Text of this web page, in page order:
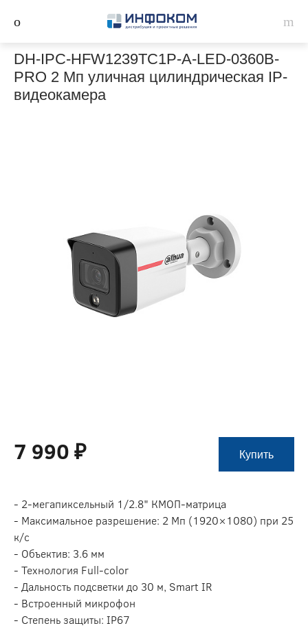
DH-IPC-HFW1239TC1P-A-LED-0360B-
PRO 2 Мп уличная цилиндрическая IP-
видеокамера
7 990 ₽ Купить
- 2-мегапиксельный 1/2.8" КMOП-матрица
- Максимальное разрешение: 2 Мп (1920×1080) при 25
к/с
- Объектив: 3.6 мм
- Технология Full-color
- Дальность подсветки до 30 м, Smart IR
- Встроенный микрофон
- Степень защиты: IP67